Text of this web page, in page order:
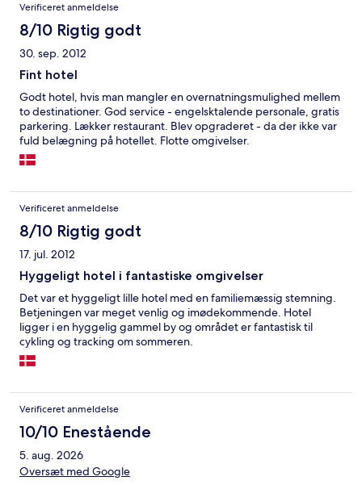
Verificeret anmeldelse
8/10 Rigtig godt
30. sep. 2012
Fint hotel
Godt hotel, hvis man mangler en overnatningsmulighed mellem
to destinationer. God service - engelsktalende personale, gratis
parkering. Lækker restaurant. Blev opgraderet - da der ikke var
fuld belægning på hotellet. Flotte omgivelser.
Verificeret anmeldelse
8/10 Rigtig godt
17. jul. 2012
Hyggeligt hotel i fantastiske omgivelser
Det var et hyggeligt lille hotel med en familiemæssig stemning.
Betjeningen var meget venlig og imødekommende. Hotel
ligger i en hyggelig gammel by og området er fantastisk til
cykling og tracking om sommeren.
Verificeret anmeldelse
10/10 Enestående
5. aug. 2026
Oversæt med Google